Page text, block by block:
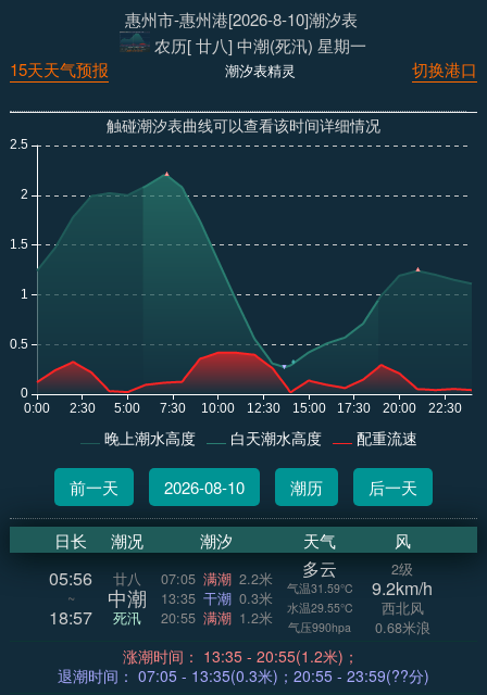
惠州市-惠州港[2026-8-10]潮汐表
农历[ 廿八] 中潮(死汛) 星期一
切换港口
潮汐表精灵
15天天气预报
触碰潮汐表曲线可以查看该时间详细情况
晚上潮水高度 白天潮水高度 配重流速
前一天 2026-08-10 潮历 后一天
日长 潮况 潮汐 天气 风
05:56
~
18:57
廿八
中潮
死汛
07:05 满潮 2.2米
13:35 干潮 0.3米
20:55 满潮 1.2米
多云
气温31.59°C
水温29.55°C
气压990hpa
2级
9.2km/h
西北风
0.68米浪
涨潮时间： 13:35 - 20:55(1.2米)；
退潮时间： 07:05 - 13:35(0.3米)；20:55 - 23:59(??分)